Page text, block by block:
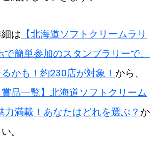
は 【北海道ソフトクリームラリ
簡単参加のスタンプラリーで、
かも！約230店が対象！ から、
賞品一覧】北海道ソフトクリーム
満載！あなたはどれを選ぶ？ か
。